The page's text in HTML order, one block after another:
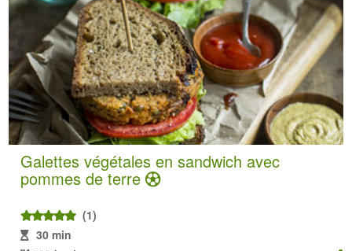
Galettes végétales en sandwich avec
pommes de terre
(1)
30 min